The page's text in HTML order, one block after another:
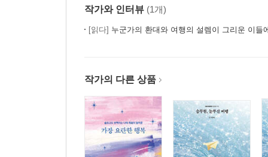
작가와 인터뷰 (1개)
[읽다] 누군가의 환대와 여행의 설렘이 그리운 이들
작가의 다른 상품